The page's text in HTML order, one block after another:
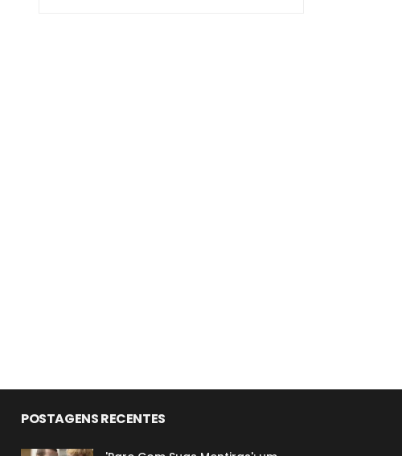
POSTAGENS RECENTES